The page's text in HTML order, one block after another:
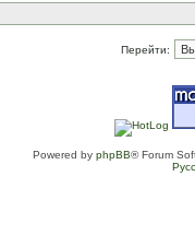
Перейти:
Powered by phpBB® Forum